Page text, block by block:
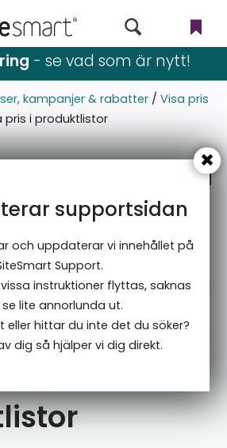
- se vad som är nytt!
kampanjer & rabatter / Visa pris
pris i produktlistor
supportsidan
och uppdaterar vi innehållet på
Support.
instruktioner flyttas, saknas
se lite annorlunda ut.
eller hittar du inte det du söker?
dig så hjälper vi dig direkt.